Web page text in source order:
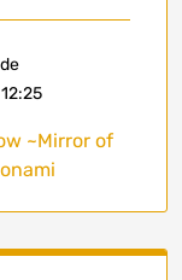
~Mirror of